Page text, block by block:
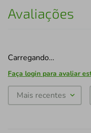
Avaliações
Carregando…
Faça login para avaliar
Mais recentes